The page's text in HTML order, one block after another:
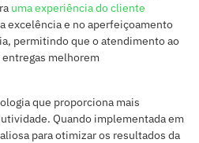
uma experiência do cliente
excelência e no aperfeiçoamento
permitindo que o atendimento ao
melhorem
que proporciona mais
Quando implementada em
para otimizar os resultados da